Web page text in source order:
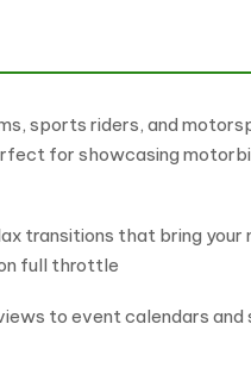
sports riders, and
for showcasing
transitions that bring
full throttle
to event calendars